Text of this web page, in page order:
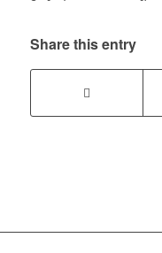
Share this entry